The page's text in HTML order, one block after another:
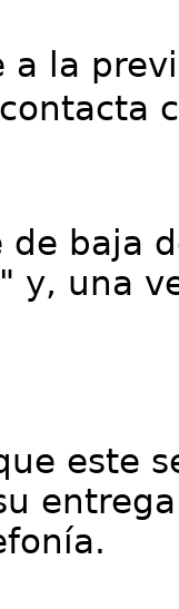
a la
de baja
y, una
este